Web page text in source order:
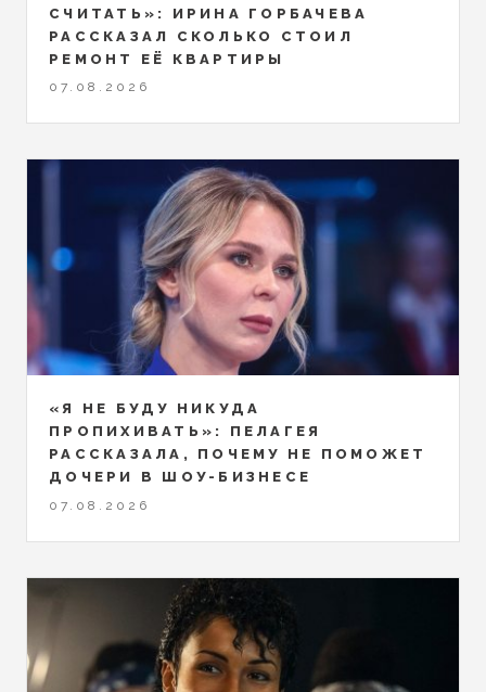
СЧИТАТЬ»: ИРИНА ГОРБАЧЕВА
РАССКАЗАЛ СКОЛЬКО СТОИЛ
РЕМОНТ ЕЁ КВАРТИРЫ
07.08.2026
«Я НЕ БУДУ НИКУДА
ПРОПИХИВАТЬ»: ПЕЛАГЕЯ
РАССКАЗАЛА, ПОЧЕМУ НЕ ПОМОЖЕТ
ДОЧЕРИ В ШОУ-БИЗНЕСЕ
07.08.2026